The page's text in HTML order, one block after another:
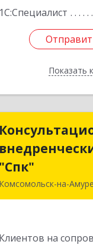
1С:Специалист
Показать
"Спк"
Комсомольск-на-Амуре
Клиентов на